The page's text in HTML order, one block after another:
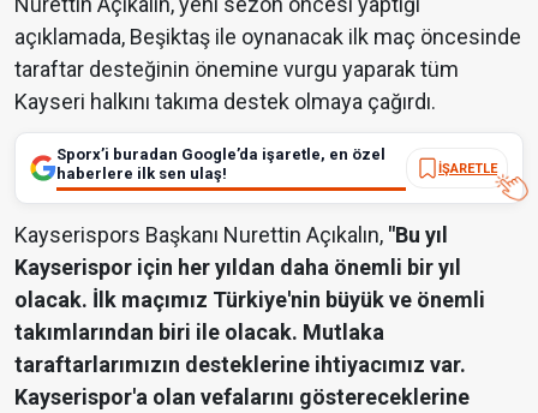
açıklamada, Beşiktaş ile oynanacak ilk maç öncesinde
taraftar desteğinin önemine vurgu yaparak tüm
Kayseri halkını takıma destek olmaya çağırdı.
Sporx’i buradan Google’da işaretle, en özel
haberlere ilk sen ulaş!
İŞARETLE
Kayserispors Başkanı Nurettin Açıkalın, "Bu yıl
Kayserispor için her yıldan daha önemli bir yıl
olacak. İlk maçımız Türkiye'nin büyük ve önemli
takımlarından biri ile olacak. Mutlaka
taraftarlarımızın desteklerine ihtiyacımız var.
Kayserispor'a olan vefalarını göstereceklerine